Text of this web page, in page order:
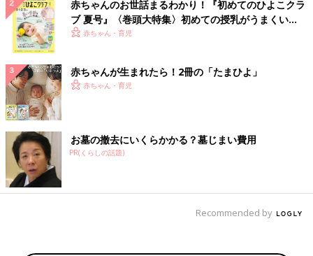
赤ちゃんのお世話まるわかり！『初めてのひよこクラ
ブ 夏号』〈巻頭大特集〉初めての授乳がうまくい
く！ おっぱい・ミルクの基本と夏のトラブル 解決テ
赤ちゃん・育児
赤ちゃんが生まれたら！2冊の「たまひよ」
赤ちゃん・育児
お墓の撤去にいくらかかる？墓じまい費用
PR(くらしの話題)
Recommended by